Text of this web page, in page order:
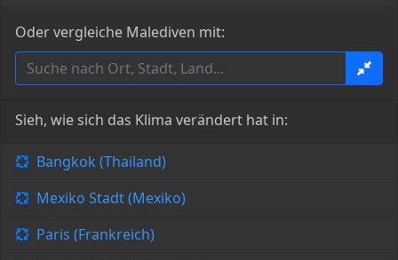
Oder vergleiche Malediven mit:
Sieh, wie sich das Klima verändert hat in:
Bangkok (Thailand)
Mexiko Stadt (Mexiko)
Paris (Frankreich)